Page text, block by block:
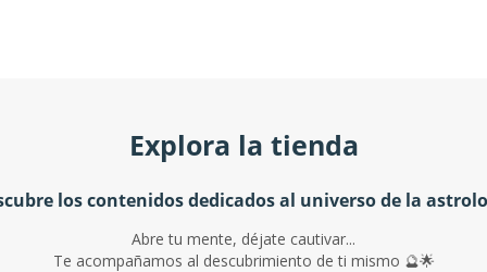
Explora la tienda
los contenidos dedicados al universo de la
Abre tu mente, déjate cautivar...
Te acompañamos al descubrimiento de ti mismo 🔮🌟